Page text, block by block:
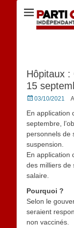
Site du POID
Hôpitaux :
15
Posted
03/10/2021
En application
septembre,
personnels de
suspension.
En application
des milliers de
salaire.
Pourquoi ?
Selon le
seraient
non vaccinés.